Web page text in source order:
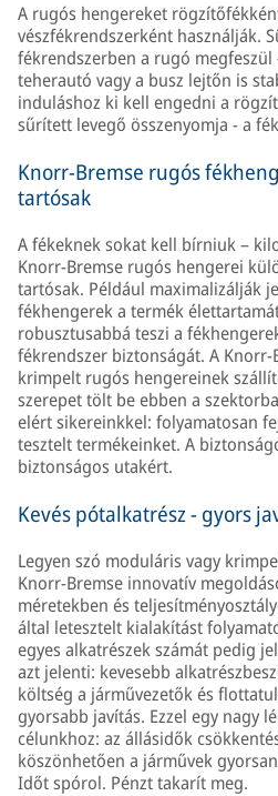
A rugós hengereket
vészfékrendszerként használják.
fékrendszerben a rugó megfeszül
teherautó vagy a busz lejtőn is
induláshoz ki kell engedni a
sűrített levegő összenyomja - a
Knorr-Bremse rugós
tartósak
A fékeknek sokat kell bírniuk –
Knorr-Bremse rugós hengerei
tartósak. Például maximalizálják
fékhengerek a termék
robusztusabbá teszi a
fékrendszer biztonságát. A Knorr-
krimpelt rugós hengereinek
szerepet tölt be ebben a
elért sikereinkkel: folyamatosan
tesztelt termékeinket. A
biztonságos utakért.
Kevés pótalkatrész - gyors
Legyen szó moduláris vagy
Knorr-Bremse innovatív
méretekben és
által letesztelt kialakítást
egyes alkatrészek számát pedig
azt jelenti: kevesebb
költség a járművezetők és
gyorsabb javítás. Ezzel egy nagy
célunkhoz: az állásidők
köszönhetően a járművek
Időt spórol. Pénzt takarít meg.